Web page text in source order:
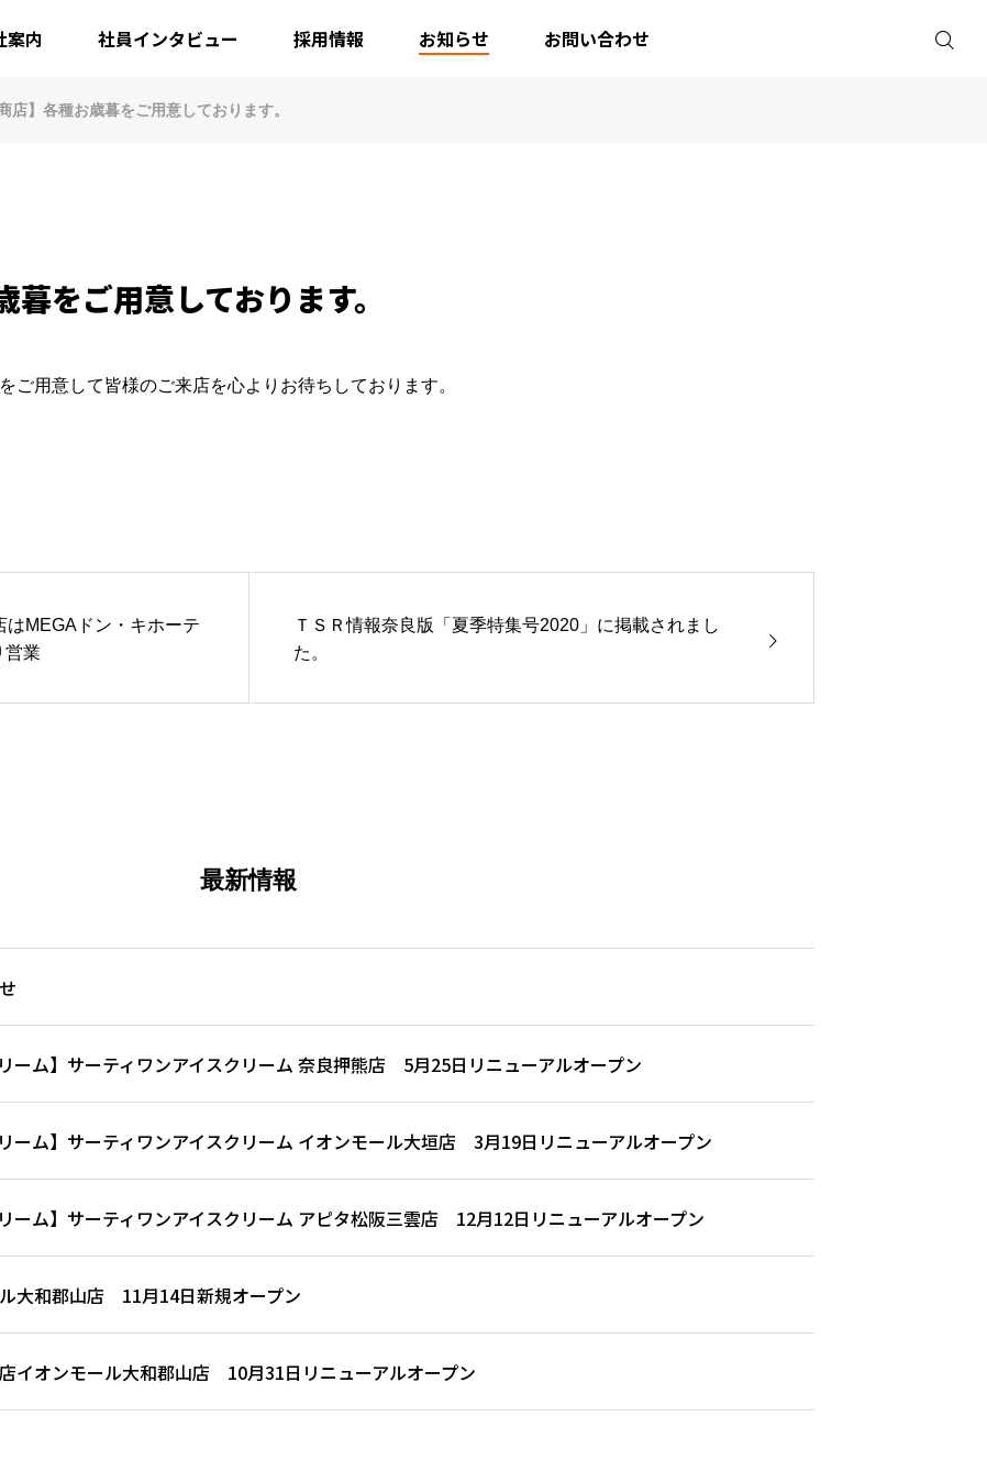
案内 社員インタビュー 採用情報 お知らせ お問い合わせ
店】各種お歳暮をご用意しております。
暮をご用意しております。
ご用意して皆様のご来店を心よりお待ちしております。
はMEGAドン・キホーテ
営業
ＴＳＲ情報奈良版「夏季特集号2020」に掲載されまし
た。
最新情報
ーム】サーティワンアイスクリーム 奈良押熊店 5月25日リニューアルオープン
ーム】サーティワンアイスクリーム イオンモール大垣店 3月19日リニューアルオープン
ーム】サーティワンアイスクリーム アピタ松阪三雲店 12月12日リニューアルオープン
ル大和郡山店 11月14日新規オープン
店イオンモール大和郡山店 10月31日リニューアルオープン